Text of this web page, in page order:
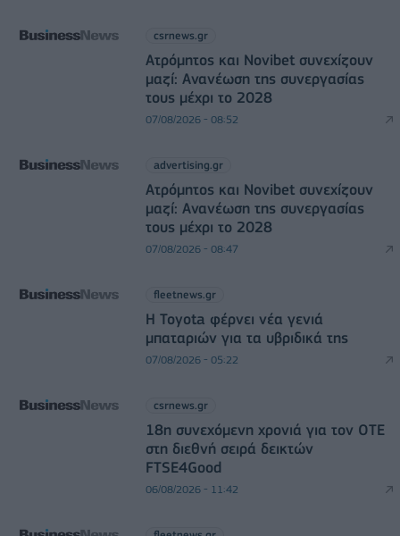
csrnews.gr
Ατρόμητος και Novibet συνεχίζουν
μαζί: Ανανέωση της συνεργασίας
τους μέχρι το 2028
07/08/2026 - 08:52
advertising.gr
Ατρόμητος και Novibet συνεχίζουν
μαζί: Ανανέωση της συνεργασίας
τους μέχρι το 2028
07/08/2026 - 08:47
fleetnews.gr
Η Toyota φέρνει νέα γενιά
μπαταριών για τα υβριδικά της
07/08/2026 - 05:22
csrnews.gr
18η συνεχόμενη χρονιά για τον ΟΤΕ
στη διεθνή σειρά δεικτών
FTSE4Good
06/08/2026 - 11:42